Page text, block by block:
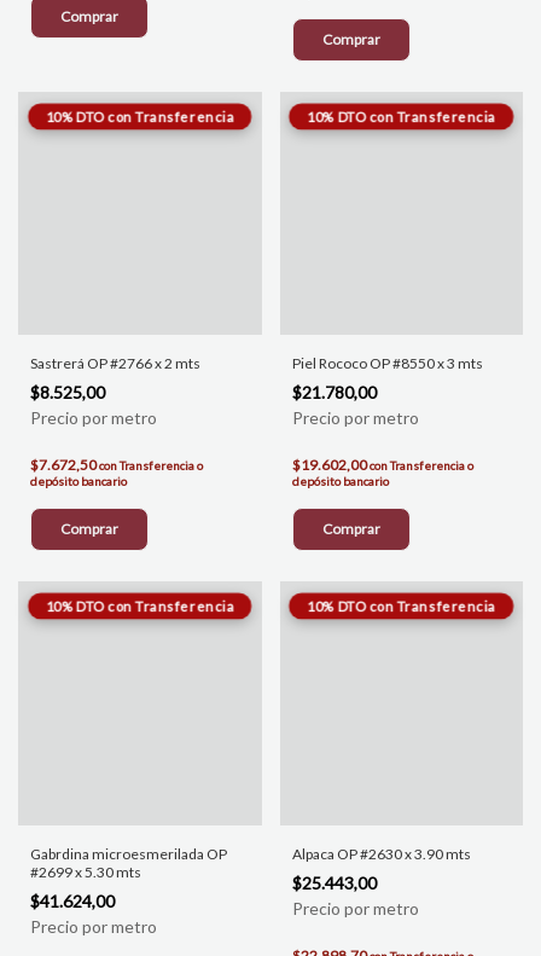
Comprar
Comprar
Sastrerá OP #2766 x 2 mts
$8.525,00
$7.672,50conTransferencia o
depósito bancario
Comprar
Piel Rococo OP #8550 x 3 mts
$21.780,00
$19.602,00conTransferencia o
depósito bancario
Comprar
Gabrdina microesmerilada OP
#2699 x 5.30 mts
$41.624,00
Alpaca OP #2630 x 3.90 mts
$25.443,00